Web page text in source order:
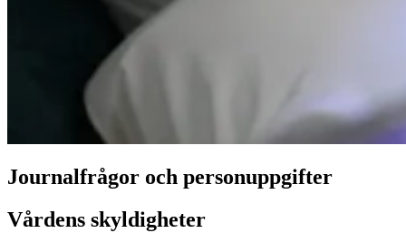
Journalfrågor och personuppgifter
Vårdens skyldigheter